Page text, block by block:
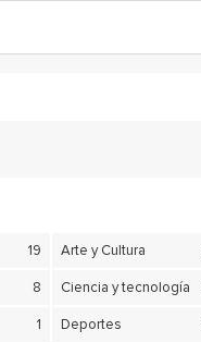
19 Arte y Cultura
8 Ciencia y tecnología
1 Deportes